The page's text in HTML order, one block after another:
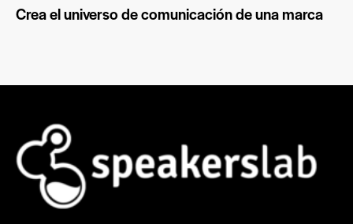
Crea el universo de comunicación de una marca